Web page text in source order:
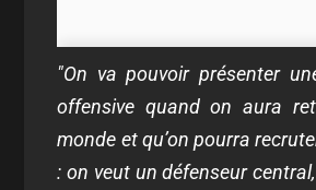
"On va pouvoir présenter
offensive quand on aura
monde et qu’on pourra
: on veut un défenseur